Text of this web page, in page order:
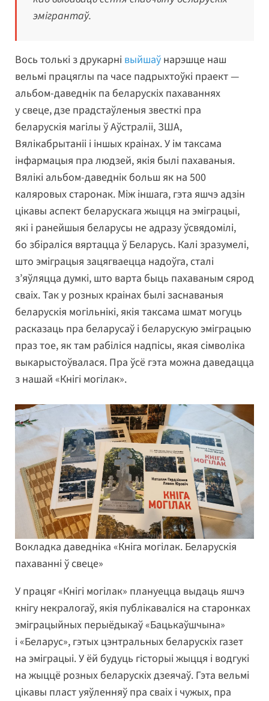
эмігрантаў.
Вось толькі з друкарні выйшаў нарэшце наш
вельмі працяглы па часе падрыхтоўкі праект —
альбом-даведнік па беларускіх пахаваннях
у свеце, дзе прадстаўленыя звесткі пра
беларускія магілы ў Аўстраліі, ЗША,
Вялікабрытаніі і іншых краінах. У ім таксама
інфармацыя пра людзей, якія былі пахаваныя.
Вялікі альбом-даведнік больш як на 500
каляровых старонак. Між іншага, гэта яшчэ адзін
цікавы аспект беларускага жыцця на эміграцыі,
які і ранейшыя беларусы не адразу ўсвядомілі,
бо збіраліся вяртацца ў Беларусь. Калі зразумелі,
што эміграцыя зацягваецца надоўга, сталі
з’яўляцца думкі, што варта быць пахаваным сярод
сваіх. Так у розных краінах былі заснаваныя
беларускія могільнікі, якія таксама шмат могуць
расказаць пра беларусаў і беларускую эміграцыю
праз тое, як там рабіліся надпісы, якая сімволіка
выкарыстоўвалася. Пра ўсё гэта можна даведацца
з нашай «Кнігі могілак».
Вокладка даведніка «Кніга могілак. Беларускія
пахаванні ў свеце»
У працяг «Кнігі могілак» плануецца выдаць яшчэ
кнігу некралогаў, якія публікаваліся на старонках
эміграцыйных перыёдыкаў «Бацькаўшчына»
і «Беларус», гэтых цэнтральных беларускіх газет
на эміграцыі. У ёй будуць гісторыі жыцця і водгукі
на жыццё розных беларускіх дзеячаў. Гэта вельмі
цікавы пласт уяўленняў пра сваіх і чужых, пра